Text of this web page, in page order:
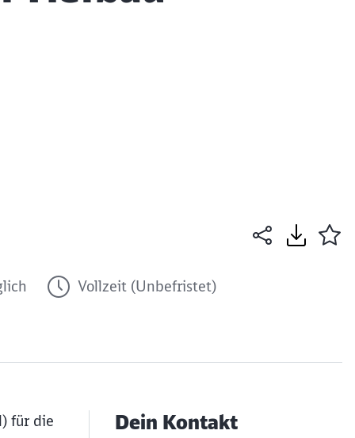
Vollzeit (Unbefristet)
für die
Dein Kontakt